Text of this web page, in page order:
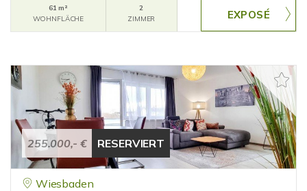
61 m²
WOHNFLÄCHE
2
ZIMMER
255.000,- € RESERVIERT
Wiesbaden